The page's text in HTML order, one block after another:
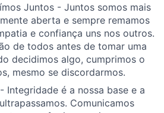
Juntos - Juntos somos mais
aberta e sempre remamos
e confiança uns nos outros.
de todos antes de tomar uma
decidimos algo, cumprimos o
mesmo se discordarmos.
Integridade é a nossa base e a
Comunicamos